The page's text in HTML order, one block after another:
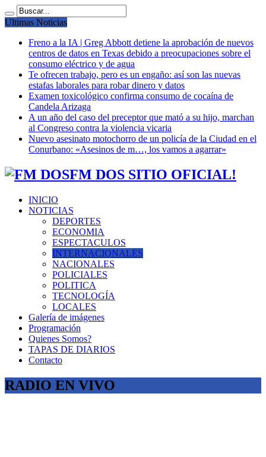
Ultimas Noticias
Freno a la IA | Greg Abbott detiene la aprobación de nuevos
centros de datos en Texas debido a preocupaciones sobre el
consumo eléctrico y de agua
Te ofrecen trabajo, pero es un engaño: así son las nuevas
estafas laborales para robar dinero y datos
Examen toxicológico confirma consumo de cocaína de
Candela Arizaga
A un año del caso del preceptor que mató a su hijo, marchan
al Congreso contra la violencia vicaria
Nuevo asesinato motochorro de un policía de la Ciudad en el
Conurbano: «Asesinos de m…, los vamos a agarrar»
FM DOS SITIO OFICIAL!
INICIO
NOTICIAS
DEPORTES
ECONOMIA
ESPECTACULOS
INTERNACIONALES
NACIONALES
POLICIALES
POLITICA
TECNOLOGÍA
LOCALES
Galería de imágenes
Programación
Quienes Somos?
TAPAS DE DIARIOS
Contacto
RADIO EN VIVO